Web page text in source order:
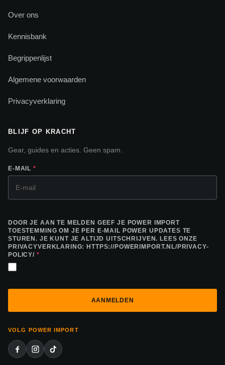
Over ons
Kennisbank
Begrippenlijst
Algemene voorwaarden
Privacyverklaring
BLIJF OP KRACHT
Gear, guides en acties. Geen spam.
E-MAIL *
DOOR JE AAN TE MELDEN GEEF JE POWER IMPORT
TOESTEMMING OM JE PER E-MAIL POWER UPDATES TE
STUREN. JE KUNT JE ALTIJD UITSCHRIJVEN. LEES ONZE
PRIVACYVERKLARING: HTTPS://POWERIMPORT.NL/PRIVACY-
POLICY/ *
VOLG POWER IMPORT